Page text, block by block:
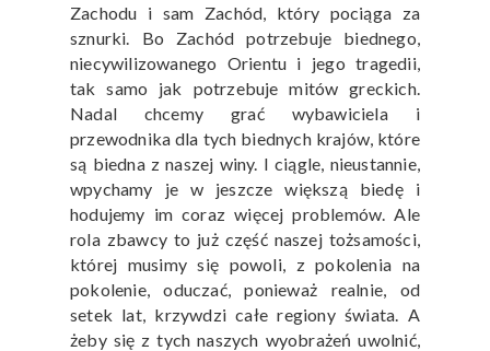
Zachodu i sam Zachód, który pociąga za
sznurki. Bo Zachód potrzebuje biednego,
niecywilizowanego Orientu i jego tragedii,
tak samo jak potrzebuje mitów greckich.
Nadal chcemy grać wybawiciela i
przewodnika dla tych biednych krajów, które
są biedna z naszej winy. I ciągle, nieustannie,
wpychamy je w jeszcze większą biedę i
hodujemy im coraz więcej problemów. Ale
rola zbawcy to już część naszej tożsamości,
której musimy się powoli, z pokolenia na
pokolenie, oduczać, ponieważ realnie, od
setek lat, krzywdzi całe regiony świata. A
żeby się z tych naszych wyobrażeń uwolnić,